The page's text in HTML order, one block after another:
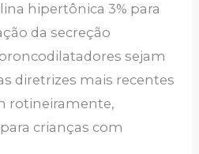
hipertônica 3% para
da secreção
sejam
diretrizes mais recentes
rotineiramente,
crianças com